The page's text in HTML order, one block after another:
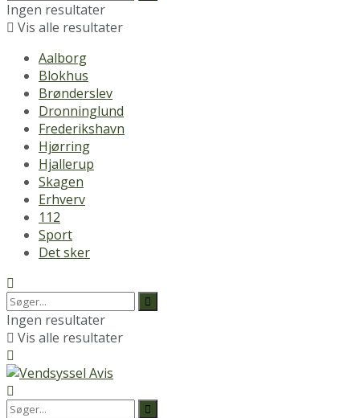
Ingen resultater
Vis alle resultater
Aalborg
Blokhus
Brønderslev
Dronninglund
Frederikshavn
Hjørring
Hjallerup
Skagen
Erhverv
112
Sport
Det sker
Ingen resultater
Vis alle resultater